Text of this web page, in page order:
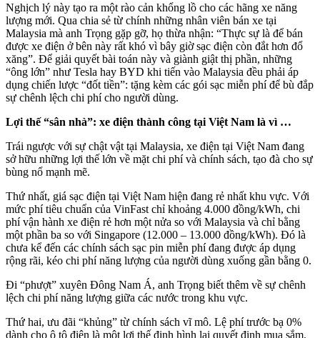
Nghịch lý này tạo ra một rào cản khổng lồ cho các hãng xe năng
lượng mới. Qua chia sẻ từ chính những nhân viên bán xe tại
Malaysia mà anh Trọng gặp gỡ, họ thừa nhận: “Thực sự là để bán
được xe điện ở bên này rất khó vì bây giờ sạc điện còn đắt hơn đổ
xăng”. Để giải quyết bài toán này và giành giật thị phần, những
“ông lớn” như Tesla hay BYD khi tiến vào Malaysia đều phải áp
dụng chiến lược “đốt tiền”: tặng kèm các gói sạc miễn phí để bù đắp
sự chênh lệch chi phí cho người dùng.
Lợi thế “sân nhà”: xe điện thành công tại Việt Nam là vì …
Trái ngược với sự chật vật tại Malaysia, xe điện tại Việt Nam đang
sở hữu những lợi thế lớn về mặt chi phí và chính sách, tạo đà cho sự
bùng nổ mạnh mẽ.
Thứ nhất, giá sạc điện tại Việt Nam hiện đang rẻ nhất khu vực. Với
mức phí tiêu chuẩn của VinFast chỉ khoảng 4.000 đồng/kWh, chi
phí vận hành xe điện rẻ hơn một nửa so với Malaysia và chỉ bằng
một phần ba so với Singapore (12.000 – 13.000 đồng/kWh). Đó là
chưa kể đến các chính sách sạc pin miễn phí đang được áp dụng
rộng rãi, kéo chi phí năng lượng của người dùng xuống gần bằng 0.
Đi “phượt” xuyên Đông Nam Á, anh Trọng biết thêm về sự chênh
lệch chi phí năng lượng giữa các nước trong khu vực.
Thứ hai, ưu đãi “khủng” từ chính sách vĩ mô. Lệ phí trước bạ 0%
dành cho ô tô điện là một lợi thế định hình lại quyết định mua sắm.